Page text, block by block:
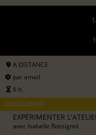
A DISTANCE
par email
6 h.
DÉCOUVERTE
EXPÉRIMENTER
avec Isabelle Rossignol